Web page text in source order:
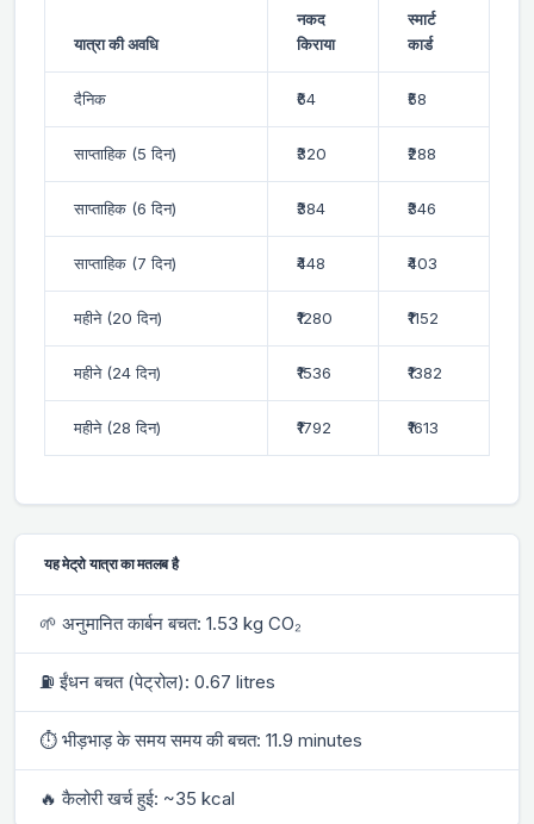
यात्रा की अवधि
नकद
किराया
स्मार्ट
कार्ड
दैनिक ₹64 ₹58
साप्ताहिक (5 दिन) ₹320 ₹288
साप्ताहिक (6 दिन) ₹384 ₹346
साप्ताहिक (7 दिन) ₹448 ₹403
महीने (20 दिन) ₹1280 ₹1152
महीने (24 दिन) ₹1536 ₹1382
महीने (28 दिन) ₹1792 ₹1613
यह मेट्रो यात्रा का मतलब है
🌱 अनुमानित कार्बन बचत: 1.53 kg CO₂
⛽ ईंधन बचत (पेट्रोल): 0.67 litres
⏱ भीड़भाड़ के समय समय की बचत: 11.9 minutes
🔥 कैलोरी खर्च हुई: ~35 kcal